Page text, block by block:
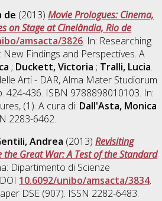
de (2013)Movie Prologues: Cinema,
on Stage at Cinelândia, Rio de
amsacta/3826. In: Researching
New Findings and Perspectives. A
; Duckett, Victoria ; Tralli, Lucia.
Arti - DAR, Alma Mater Studiorum
424-436. ISBN 9788898010103. In:
(1). A cura di: Dall'Asta, Monica
2283-6462.
Andrea (2013)Revisiting
Great War: A Test of the Standard
Dipartimento di Scienze
10.6092/unibo/amsacta/3834.
DSE (907). ISSN 2282-6483.